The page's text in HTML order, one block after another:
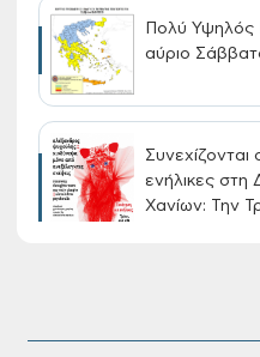
Πολύ Υψηλός
αύριο
Συνεχίζονται
ενήλικες στη
Χανίων: Την
Τακτική